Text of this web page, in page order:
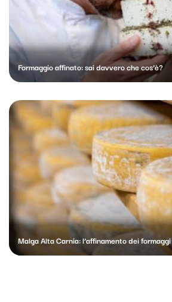
Formaggio affinato: sai davvero che cos’è?
Malga Alta Carnia: l’affinamento dei